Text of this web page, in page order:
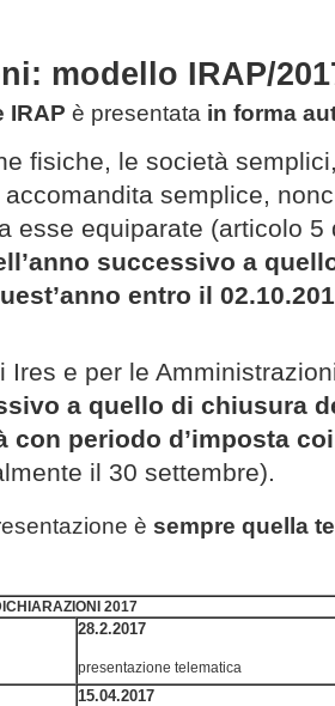
modello IRAP/
IRAP è presentata in forma
fisiche, le società
semplice,
esse equiparate (articolo
successivo a
entro il
Ires e per le
a quello di chiusura
con periodo d’imposta
il 30 settembre).
è sempre quella
2017
28.2.2017
presentazione telematica
15.04.2017